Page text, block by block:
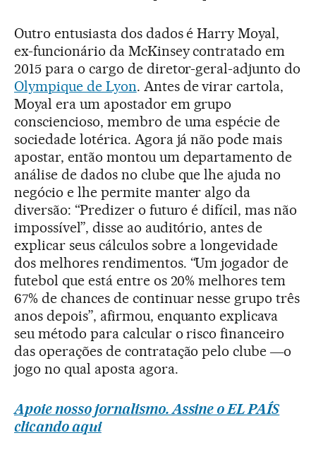
Outro entusiasta dos dados é Harry Moyal,
ex-funcionário da McKinsey contratado em
2015 para o cargo de diretor-geral-adjunto do
Olympique de Lyon. Antes de virar cartola,
Moyal era um apostador em grupo
consciencioso, membro de uma espécie de
sociedade lotérica. Agora já não pode mais
apostar, então montou um departamento de
análise de dados no clube que lhe ajuda no
negócio e lhe permite manter algo da
diversão: “Predizer o futuro é difícil, mas não
impossível”, disse ao auditório, antes de
explicar seus cálculos sobre a longevidade
dos melhores rendimentos. “Um jogador de
futebol que está entre os 20% melhores tem
67% de chances de continuar nesse grupo três
anos depois”, afirmou, enquanto explicava
seu método para calcular o risco financeiro
das operações de contratação pelo clube ―o
jogo no qual aposta agora.
Apoie nosso jornalismo. Assine o EL PAÍS
clicando aqui